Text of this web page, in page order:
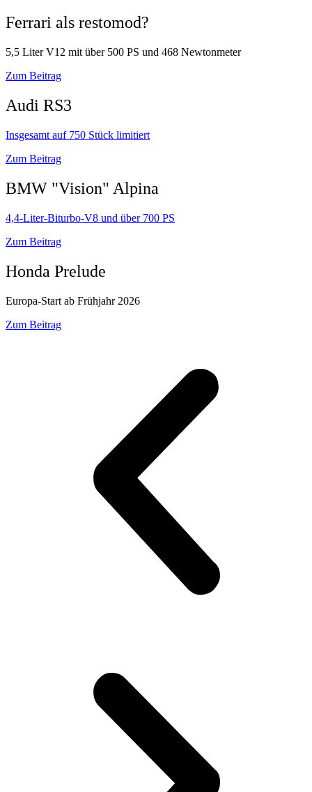
Ferrari als restomod?
5,5 Liter V12 mit über 500 PS und 468 Newtonmeter
Zum Beitrag
Audi RS3
Insgesamt auf 750 Stück limitiert
Zum Beitrag
BMW "Vision" Alpina
4,4-Liter-Biturbo-V8 und über 700 PS
Zum Beitrag
Honda Prelude
Europa-Start ab Frühjahr 2026
Zum Beitrag